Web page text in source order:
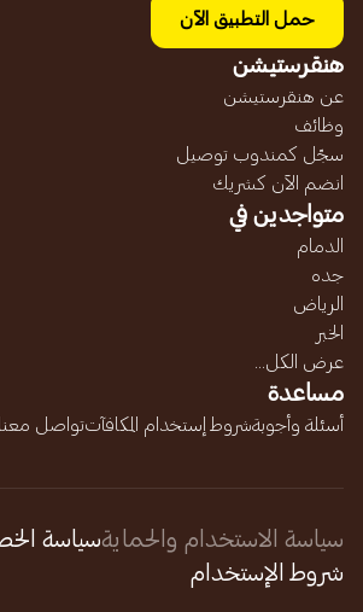
حمل التطبيق الآن
هنقرستيشن
عن هنقرستيشن
وظائف
سجّل كمندوب توصيل
انضم الآن كشريك
متواجدين في
الدمام
جده
الرياض
الخبر
عرض الكل...
مساعدة
أسئلة وأجوبةشروط إستخدام المكافآتتواصل معنا
سياسة الاستخدام والحمايةسياسة
شروط الإستخدام